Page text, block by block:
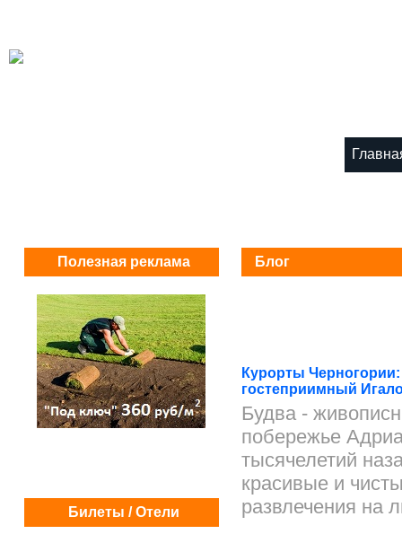
Полезная реклама
Билеты / Отели
Блог
Курорты
гостеприимный
Будва -
побережье
тысячелетий
красивые и
развлечения на